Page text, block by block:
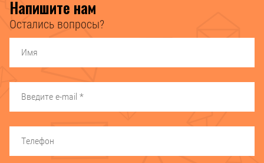
Напишите нам
Остались вопросы?